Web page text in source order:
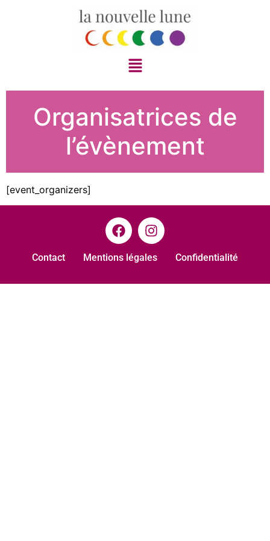
Organisatrices de
l’évènement
[event_organizers]
Contact Mentions légales Confidentialité